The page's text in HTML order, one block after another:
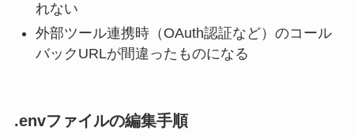
れない
外部ツール連携時（OAuth認証など）のコール
バックURLが間違ったものになる
.envファイルの編集手順